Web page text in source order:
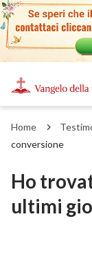
Home
conversione
Ho
ultimi